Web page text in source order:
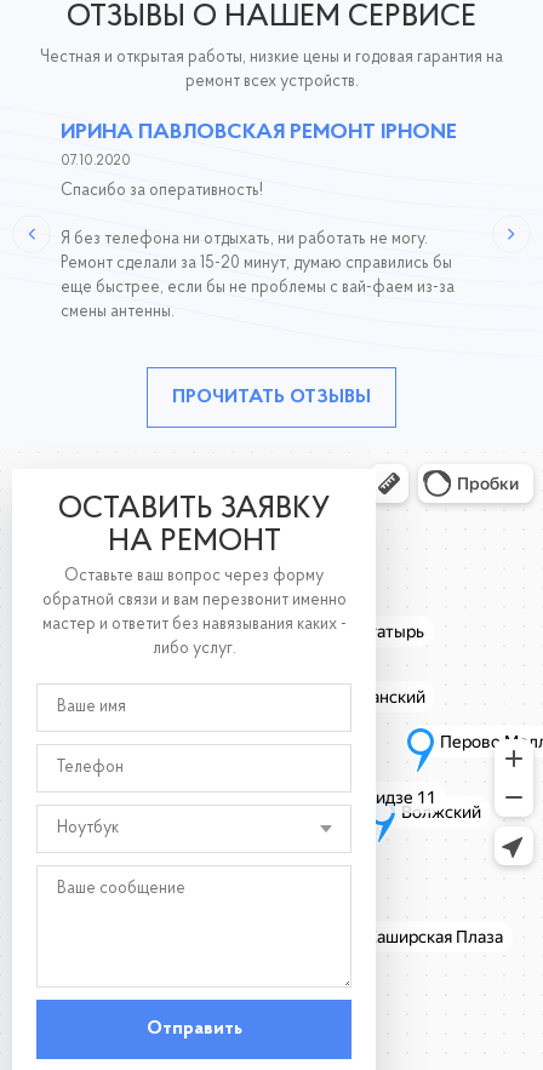
ОТЗЫВЫ О НАШЕМ СЕРВИСЕ
Честная и открытая работы, низкие цены и годовая гарантия на
ремонт всех устройств.
ИРИНА ПАВЛОВСКАЯ РЕМОНТ IPHONE
07.10.2020
Спасибо за оперативность!
Я без телефона ни отдыхать, ни работать не могу.
Ремонт сделали за 15-20 минут, думаю справились бы
еще быстрее, если бы не проблемы с вай-фаем из-за
смены антенны.
ПРОЧИТАТЬ ОТЗЫВЫ
ОСТАВИТЬ ЗАЯВКУ
НА РЕМОНТ
Оставьте ваш вопрос через форму
обратной связи и вам перезвонит именно
мастер и ответит без навязывания каких -
либо услуг.
Ноутбук